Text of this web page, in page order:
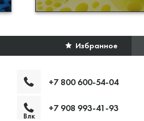
Избранное
+7 800 600-54-04
Влк
+7 908 993-41-93